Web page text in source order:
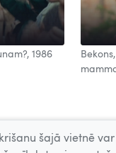
1986
šajā vietnē